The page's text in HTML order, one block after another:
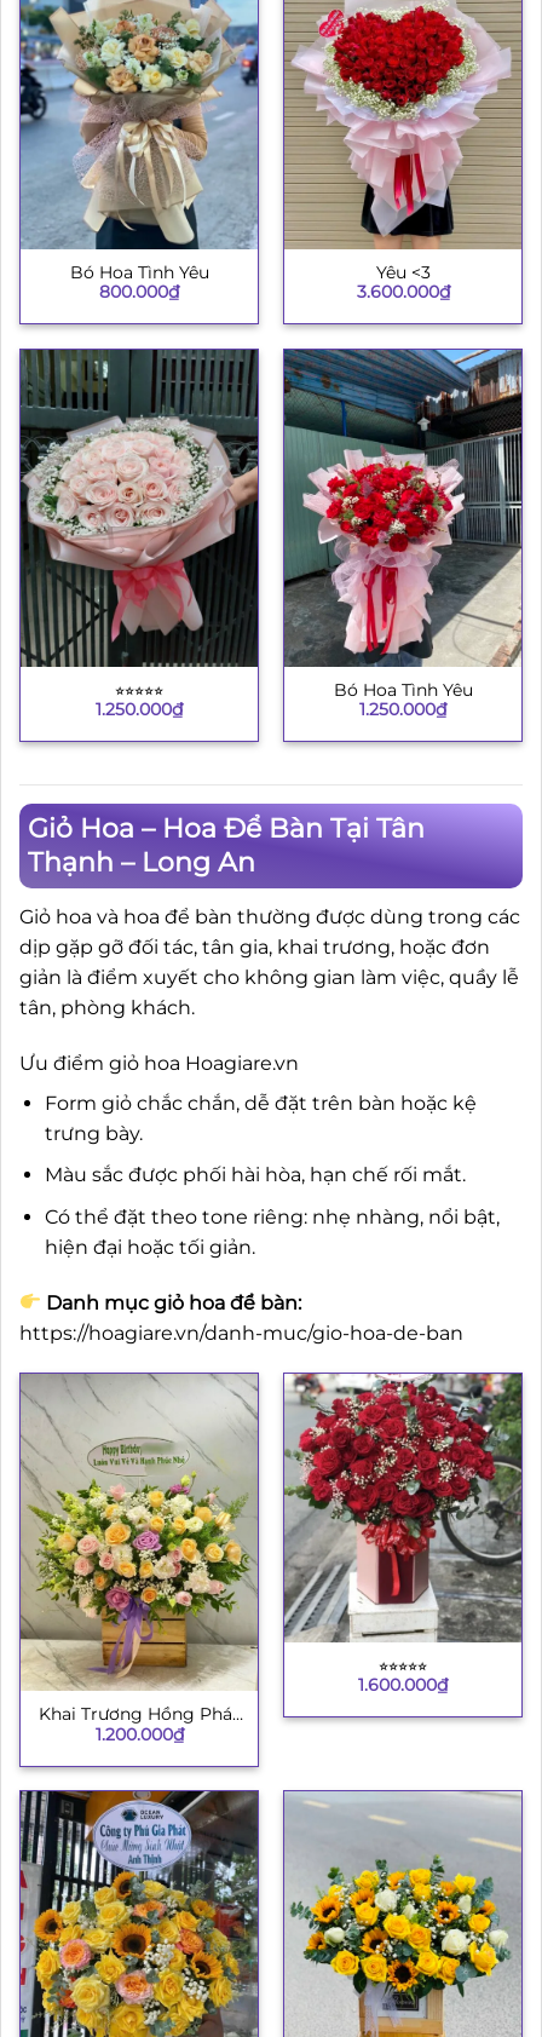
Bó Hoa Tình Yêu
800.000₫
Yêu <3
3.600.000₫
⭐︎⭐︎⭐︎⭐︎⭐︎
1.250.000₫
Bó Hoa Tình Yêu
1.250.000₫
Giỏ Hoa – Hoa Để Bàn Tại Tân
Thạnh – Long An
Giỏ hoa và hoa để bàn thường được dùng trong các
dịp gặp gỡ đối tác, tân gia, khai trương, hoặc đơn
giản là điểm xuyết cho không gian làm việc, quầy lễ
tân, phòng khách.
Ưu điểm giỏ hoa Hoagiare.vn
Form giỏ chắc chắn, dễ đặt trên bàn hoặc kệ
trưng bày.
Màu sắc được phối hài hòa, hạn chế rối mắt.
Có thể đặt theo tone riêng: nhẹ nhàng, nổi bật,
hiện đại hoặc tối giản.
Danh mục giỏ hoa để bàn:
https://hoagiare.vn/danh-muc/gio-hoa-de-ban
Khai Trương Hồng Phát
4
1.200.000₫
⭐︎⭐︎⭐︎⭐︎⭐︎
1.600.000₫